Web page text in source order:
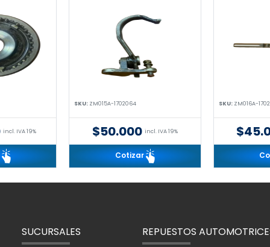
incl. IVA 19%
SKU: ZM015A-1702064
$50.000 incl. IVA 19%
Cotizar
SKU: ZM016A-
REPUESTOS
SUCURSALES